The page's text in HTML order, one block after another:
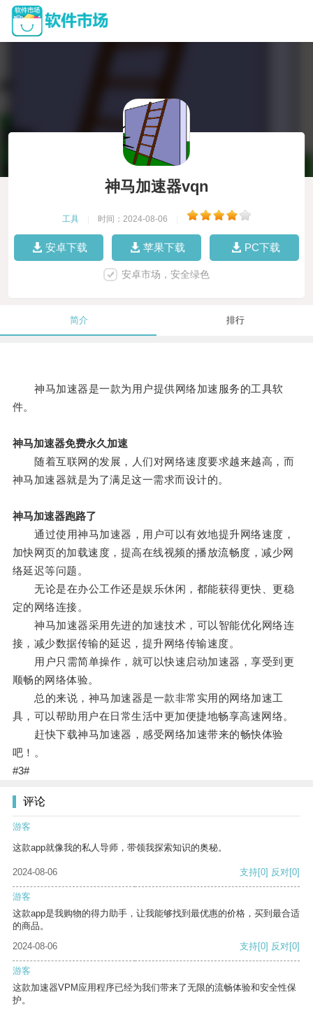
神马加速器vqn
工具 时间：2024-08-06
安卓下载 苹果下载 PC下载
安卓市场，安全绿色
简介 排行
神马加速器是一款为用户提供网络加速服务的工具软
件。
神马加速器免费永久加速
随着互联网的发展，人们对网络速度要求越来越高，而
神马加速器就是为了满足这一需求而设计的。
神马加速器跑路了
通过使用神马加速器，用户可以有效地提升网络速度，
加快网页的加载速度，提高在线视频的播放流畅度，减少网
络延迟等问题。
无论是在办公工作还是娱乐休闲，都能获得更快、更稳
定的网络连接。
神马加速器采用先进的加速技术，可以智能优化网络连
接，减少数据传输的延迟，提升网络传输速度。
用户只需简单操作，就可以快速启动加速器，享受到更
顺畅的网络体验。
总的来说，神马加速器是一款非常实用的网络加速工
具，可以帮助用户在日常生活中更加便捷地畅享高速网络。
赶快下载神马加速器，感受网络加速带来的畅快体验
吧！。
#3#
评论
游客
这款app就像我的私人导师，带领我探索知识的奥秘。
2024-08-06 支持[0] 反对[0]
游客
这款app是我购物的得力助手，让我能够找到最优惠的价格，买到最合适
的商品。
2024-08-06
支持[0] 反对[0]
游客
这款加速器VPM应用程序已经为我们带来了无限的流畅体验和安全性保
护。